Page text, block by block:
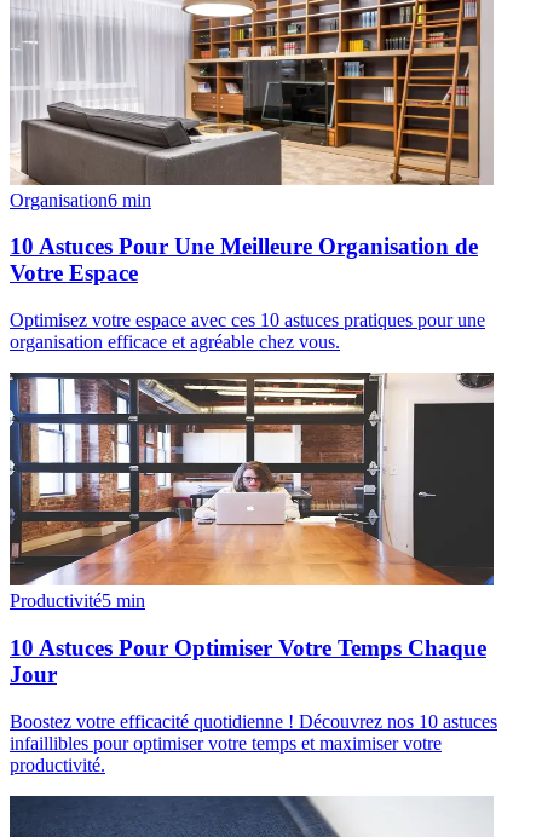
Organisation6 min
10 Astuces Pour Une Meilleure Organisation de
Votre Espace
Optimisez votre espace avec ces 10 astuces pratiques pour une
organisation efficace et agréable chez vous.
Productivité5 min
10 Astuces Pour Optimiser Votre Temps Chaque
Jour
Boostez votre efficacité quotidienne ! Découvrez nos 10 astuces
infaillibles pour optimiser votre temps et maximiser votre
productivité.